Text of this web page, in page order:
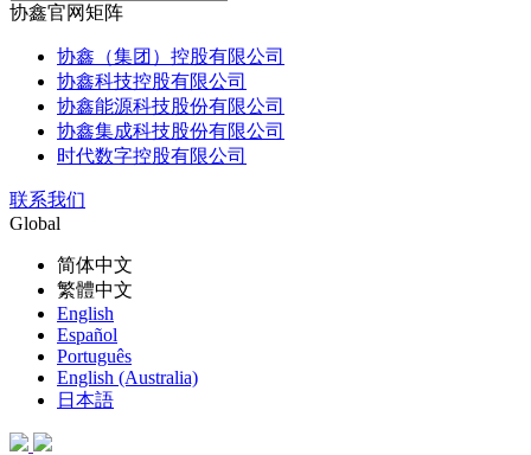
协鑫官网矩阵
协鑫（集团）控股有限公司
协鑫科技控股有限公司
协鑫能源科技股份有限公司
协鑫集成科技股份有限公司
时代数字控股有限公司
联系我们
Global
简体中文
繁體中文
English
Español
Português
English (Australia)
日本語